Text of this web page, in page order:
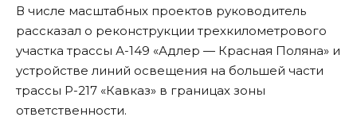
В числе масштабных проектов руководитель
рассказал о реконструкции трехкилометрового
участка трассы А-149 «Адлер — Красная Поляна» и
устройстве линий освещения на большей части
трассы Р-217 «Кавказ» в границах зоны
ответственности.